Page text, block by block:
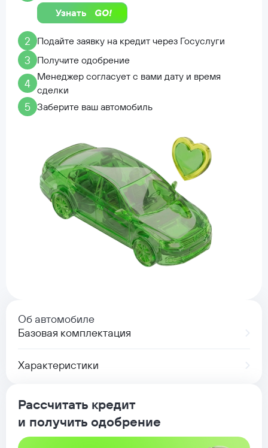
Узнать
2 Подайте заявку на кредит через Госуслуги
3 Получите одобрение
4
Менеджер согласует с вами дату и время
сделки
5 Заберите ваш автомобиль
Об автомобиле
Базовая комплектация
Характеристики
Рассчитать кредит
и получить одобрение